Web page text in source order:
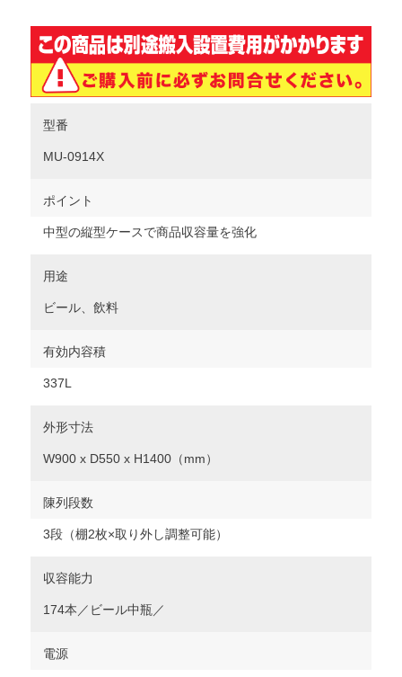
型番
MU-0914X
ポイント
中型の縦型ケースで商品収容量を強化
用途
ビール、飲料
有効内容積
337L
外形寸法
W900 x D550 x H1400（mm）
陳列段数
3段（棚2枚×取り外し調整可能）
収容能力
174本／ビール中瓶／
電源